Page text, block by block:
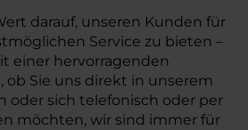
darauf, unseren Kunden für
Service zu bieten –
einer hervorragenden
ob Sie uns direkt in unserem
oder sich telefonisch oder per
möchten, wir sind immer für